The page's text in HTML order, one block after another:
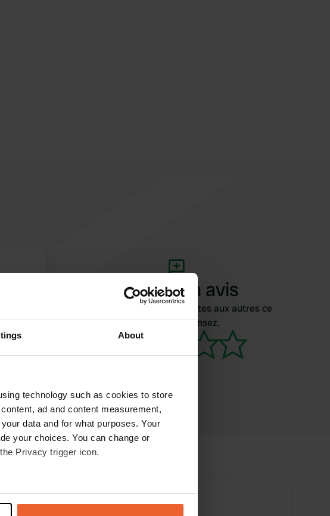
About
technology such as cookies to store
ad and content measurement,
data and for what purposes. Your
your choices. You can change or
Privacy trigger icon.
to within several meters
Ajouter un avis
Vous êtes déjà venu ici ? Dites aux autres ce
que vous en pensez.